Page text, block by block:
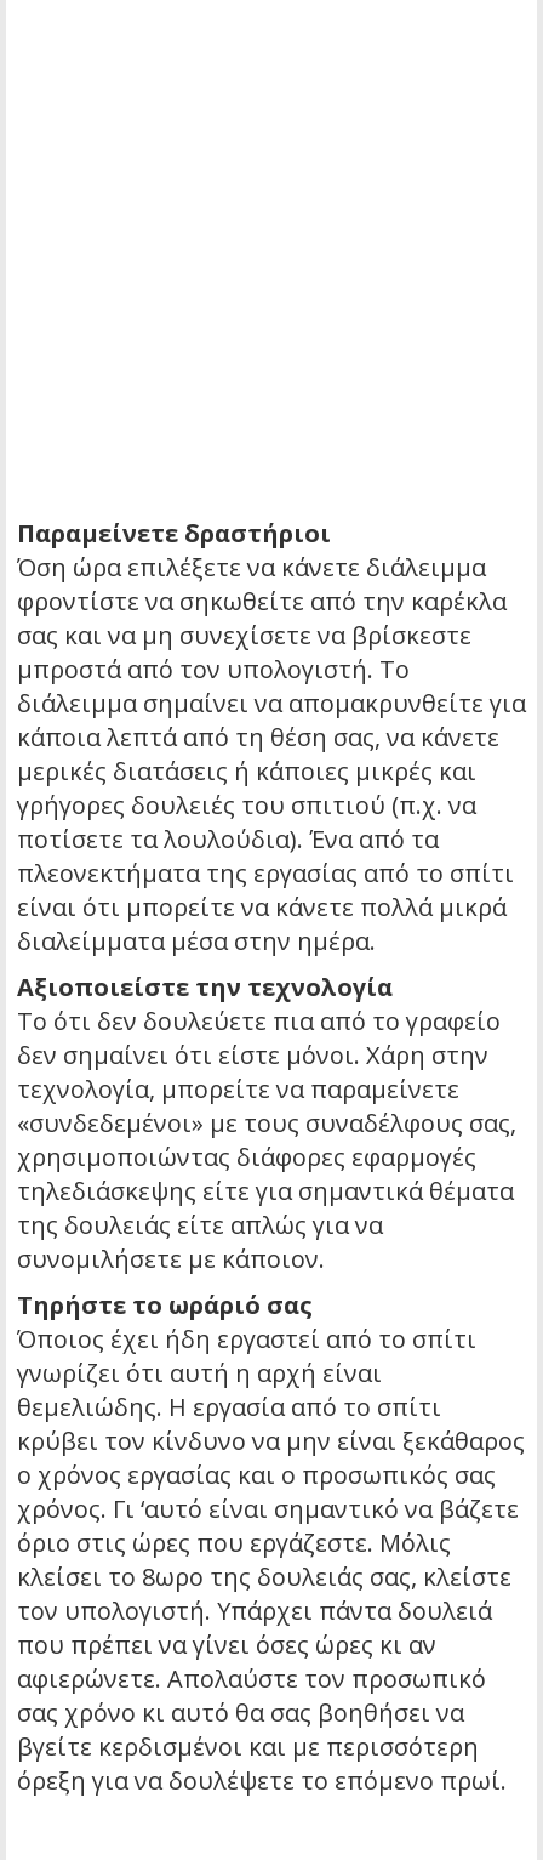
Παραμείνετε δραστήριοι
Όση ώρα επιλέξετε να κάνετε διάλειμμα
φροντίστε να σηκωθείτε από την καρέκλα
σας και να μη συνεχίσετε να βρίσκεστε
μπροστά από τον υπολογιστή. Το
διάλειμμα σημαίνει να απομακρυνθείτε για
κάποια λεπτά από τη θέση σας, να κάνετε
μερικές διατάσεις ή κάποιες μικρές και
γρήγορες δουλειές του σπιτιού (π.χ. να
ποτίσετε τα λουλούδια). Ένα από τα
πλεονεκτήματα της εργασίας από το σπίτι
είναι ότι μπορείτε να κάνετε πολλά μικρά
διαλείμματα μέσα στην ημέρα.
Αξιοποιείστε την τεχνολογία
Το ότι δεν δουλεύετε πια από το γραφείο
δεν σημαίνει ότι είστε μόνοι. Χάρη στην
τεχνολογία, μπορείτε να παραμείνετε
«συνδεδεμένοι» με τους συναδέλφους σας,
χρησιμοποιώντας διάφορες εφαρμογές
τηλεδιάσκεψης είτε για σημαντικά θέματα
της δουλειάς είτε απλώς για να
συνομιλήσετε με κάποιον.
Τηρήστε το ωράριό σας
Όποιος έχει ήδη εργαστεί από το σπίτι
γνωρίζει ότι αυτή η αρχή είναι
θεμελιώδης. Η εργασία από το σπίτι
κρύβει τον κίνδυνο να μην είναι ξεκάθαρος
ο χρόνος εργασίας και ο προσωπικός σας
χρόνος. Γι ‘αυτό είναι σημαντικό να βάζετε
όριο στις ώρες που εργάζεστε. Μόλις
κλείσει το 8ωρο της δουλειάς σας, κλείστε
τον υπολογιστή. Υπάρχει πάντα δουλειά
που πρέπει να γίνει όσες ώρες κι αν
αφιερώνετε. Απολαύστε τον προσωπικό
σας χρόνο κι αυτό θα σας βοηθήσει να
βγείτε κερδισμένοι και με περισσότερη
όρεξη για να δουλέψετε το επόμενο πρωί.